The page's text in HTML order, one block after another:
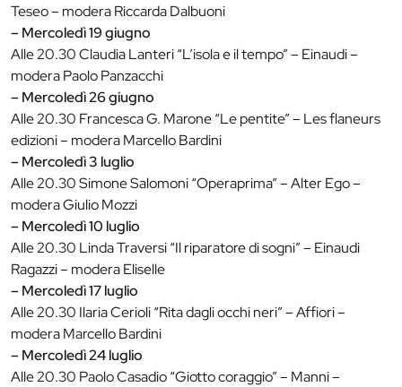
Teseo – modera Riccarda Dalbuoni
– Mercoledì 19 giugno
Alle 20.30 Claudia Lanteri “L’isola e il tempo” – Einaudi –
modera Paolo Panzacchi
– Mercoledì 26 giugno
Alle 20.30 Francesca G. Marone “Le pentite” – Les flaneurs
edizioni – modera Marcello Bardini
– Mercoledì 3 luglio
Alle 20.30 Simone Salomoni “Operaprima” – Alter Ego –
modera Giulio Mozzi
– Mercoledì 10 luglio
Alle 20.30 Linda Traversi “Il riparatore di sogni” – Einaudi
Ragazzi – modera Eliselle
– Mercoledì 17 luglio
Alle 20.30 Ilaria Cerioli “Rita dagli occhi neri” – Affiori –
modera Marcello Bardini
– Mercoledì 24 luglio
Alle 20.30 Paolo Casadio “Giotto coraggio” – Manni –